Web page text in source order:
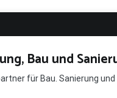
Bau und
für Bau. Sanierung